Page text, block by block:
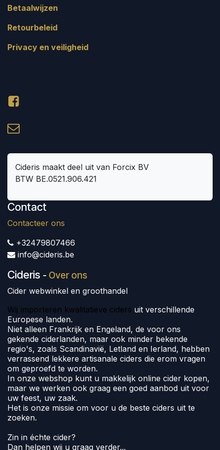
Betaalwijzen
Retourbeleid
Privacy en veiligheid
Cideris maakt deel uit van Forcix BV
BTW BE.0521.906.421
Contact
Contacteer ons
+32479807466
info@cideris.be
Cideris - Over ons
Cider webwinkel en groothandel
Wij importeren kwalitatieve ciders uit verschillende
Europese landen.
Niet alleen Frankrijk en Engeland, de voor ons
gekende ciderlanden, maar ook minder bekende
regio's, zoals Scandinavië, Letland en Ierland, hebben
verrassend lekkere artisanale ciders die erom vragen
om geproefd te worden.
In onze webshop kunt u makkelijk online cider kopen,
maar we werken ook graag een goed aanbod uit voor
uw feest, uw zaak.
Het is onze missie om voor u de beste ciders uit te
zoeken.
Zin in échte cider?
Dan helpen wij u graag verder...